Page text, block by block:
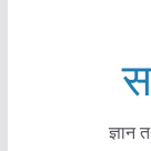
ज्ञान